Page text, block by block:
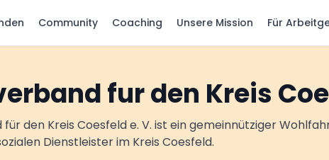
Community Coaching Unsere Mission Für
fur den Kreis
den Kreis Coesfeld e. V. ist ein gemeinnütziger
Dienstleister im Kreis Coesfeld.